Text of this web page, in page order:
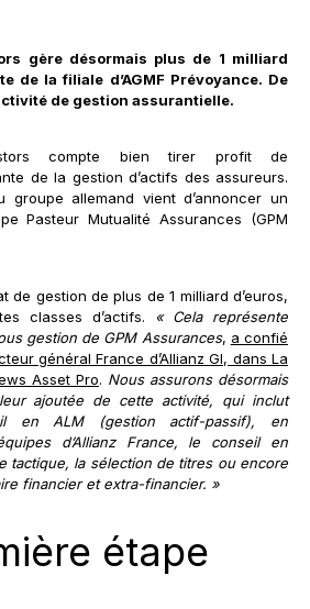
gère désormais plus de 1 milliard
de la filiale d’AGMF Prévoyance. De
de gestion assurantielle.
compte bien tirer profit de
de la gestion d’actifs des assureurs.
allemand vient d’annoncer un
Pasteur Mutualité Assurances (GPM
de gestion de plus de 1 milliard d’euros,
classes d’actifs. « Cela représente
gestion de GPM Assurances, a confié
général France d’Allianz GI, dans La
Asset Pro. Nous assurons désormais
ajoutée de cette activité, qui inclut
en ALM (gestion actif-passif), en
d’Allianz France, le conseil en
tactique, la sélection de titres ou encore
financier et extra-financier. »
étape